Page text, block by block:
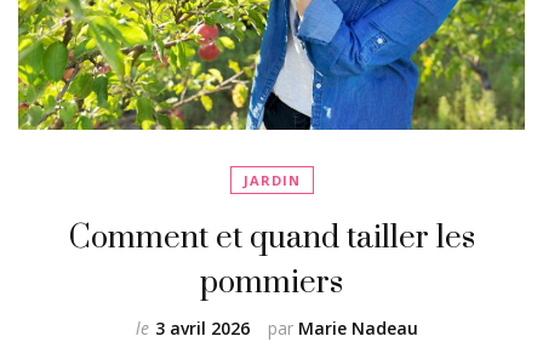
JARDIN
Comment et quand tailler les
pommiers
par Marie Nadeau
le 3 avril 2026